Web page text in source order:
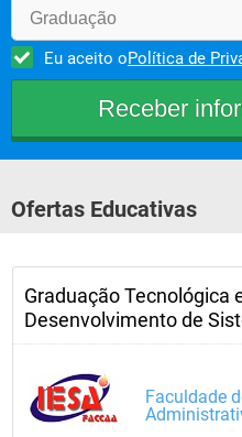
Eu aceito oPolítica de
Ofertas Educativas
Graduação Tecnológica
Desenvolvimento de
Faculdade